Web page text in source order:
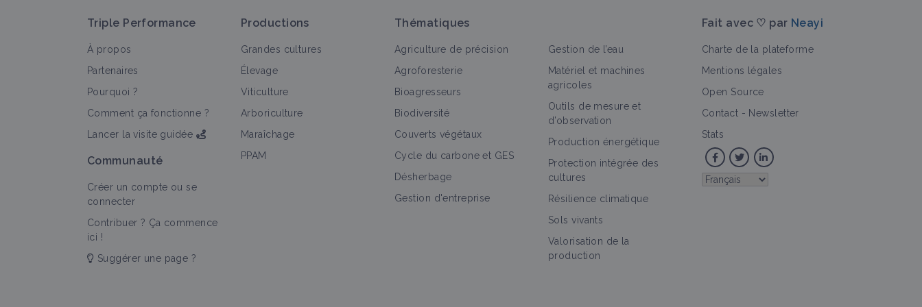
Tout Bioagresseur Portail thématique Objectif Fiche technique Outil d'aide à la décision
>
Dicotylédones annuelles
Bioagresseur
Triple Performance
À propos
Partenaires
Pourquoi ?
Comment ça fonctionne ?
Lancer la visite guidée
Communauté
Créer un compte ou se
connecter
Contribuer ? Ça commence
ici !
Suggérer une page ?
Productions
Grandes cultures
Élevage
Viticulture
Arboriculture
Maraîchage
PPAM
Thématiques
Agriculture de précision
Agroforesterie
Bioagresseurs
Biodiversité
Couverts végétaux
Cycle du carbone et GES
Désherbage
Gestion d'entreprise
Gestion de l’eau
Matériel et machines
agricoles
Outils de mesure et
d’observation
Production énergétique
Protection intégrée des
cultures
Résilience climatique
Sols vivants
Valorisation de la
production
Fait avec ♡ par Neayi
Charte de la plateforme
Mentions légales
Open Source
Contact - Newsletter
Stats